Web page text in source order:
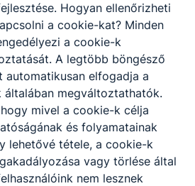
Hogyan ellenőrizheti
a cookie-kat? Minden
a cookie-k
A legtöbb böngésző
elfogadja a
megváltoztathatók.
mivel a cookie-k célja
és folyamatainak
lehetővé tétele, a cookie-k
vagy törlése által
nem lesznek